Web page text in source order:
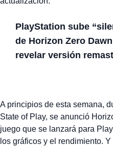
PlayStation sube
de Horizon Zero
revelar versión
A principios de esta semana,
State of Play, se anunció
juego que se lanzará para
los gráficos y el rendimiento.